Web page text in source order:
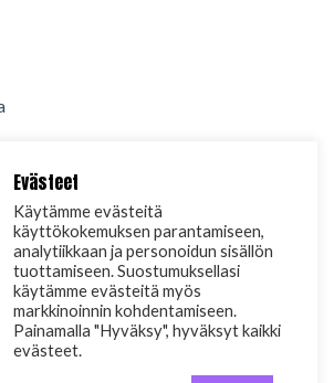
Kaikki oikeudet pidätetään.
Evästeet
Käytämme evästeitä
käyttökokemuksen parantamiseen,
analytiikkaan ja personoidun sisällön
tuottamiseen. Suostumuksellasi
käytämme evästeitä myös
markkinoinnin kohdentamiseen.
Painamalla "Hyväksy", hyväksyt kaikki
evästeet.